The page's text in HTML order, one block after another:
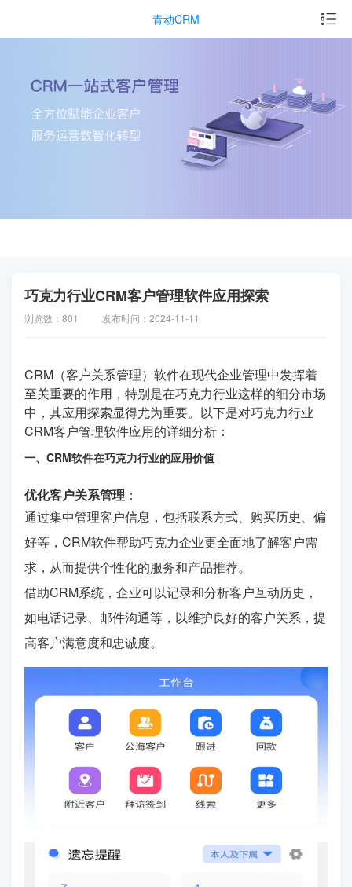
青动CRM
巧克力行业CRM客户管理软件应用探索
浏览数：801 发布时间：2024-11-11
CRM（客户关系管理）软件在现代企业管理中发挥着
至关重要的作用，特别是在巧克力行业这样的细分市场
中，其应用探索显得尤为重要。以下是对巧克力行业
CRM客户管理软件应用的详细分析：
一、CRM软件在巧克力行业的应用价值
优化客户关系管理 ：
通过集中管理客户信息，包括联系方式、购买历史、偏
好等，CRM软件帮助巧克力企业更全面地了解客户需
求，从而提供个性化的服务和产品推荐。
借助CRM系统，企业可以记录和分析客户互动历史，
如电话记录、邮件沟通等，以维护良好的客户关系，提
高客户满意度和忠诚度。